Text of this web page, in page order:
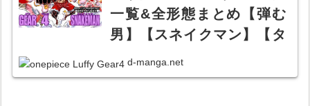
一覧&全形態まとめ【弾む
男】【スネイクマン】【タ
ンクマン】【ルフィ】
d-manga.net